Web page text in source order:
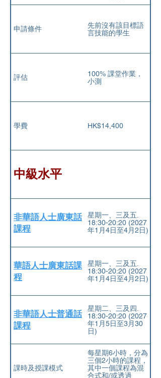
申請條件
先前沒有該目標語
言技能的學生
評估
100% 課堂作業，
小測
學費 HK$14,400
中級水平
非華語人士廣東話
課程
星期一、三及五.
18:30-20:20 (2027
年1⽉4⽇⾄4⽉2⽇)
華語人士廣東話課
程
星期一、三及五.
18:30-20:20 (2027
年1⽉4⽇⾄4⽉2⽇)
非華語人士普通話
課程
星期二、三及四.
18:30-20:20 (2027
年1⽉5⽇⾄3⽉30
⽇)
課時及授課模式
每星期6小時，分為
三個2小時的課程，
其中一個課程為混
合式和/或透過